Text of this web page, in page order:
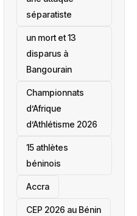
séparatiste
un mort et 13
disparus à
Bangourain
‎Championnats
d’Afrique
d’Athlétisme 2026
15 athlètes
béninois
Accra
‎CEP 2026 au Bénin